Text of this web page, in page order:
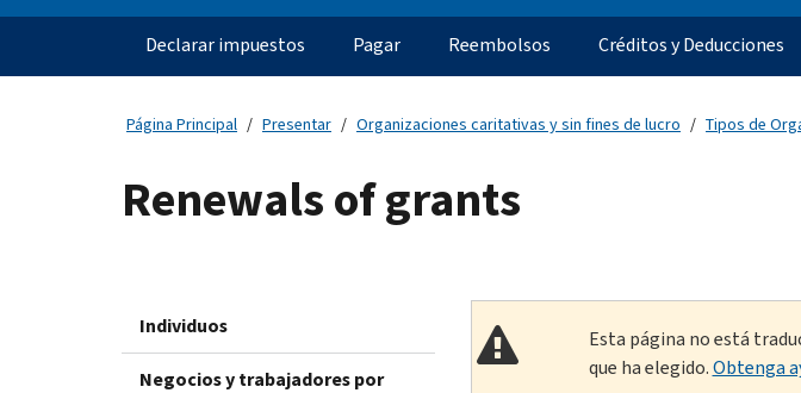
Navegación
principal
Declarar impuestos Pagar Reembolsos Créditos y Deducciones
Página Principal Presentar Organizaciones caritativas y sin fines de lucro Tipos de
Renewals of grants
Individuos
Negocios y trabajadores por
Esta página no está
que ha elegido.Obtenga